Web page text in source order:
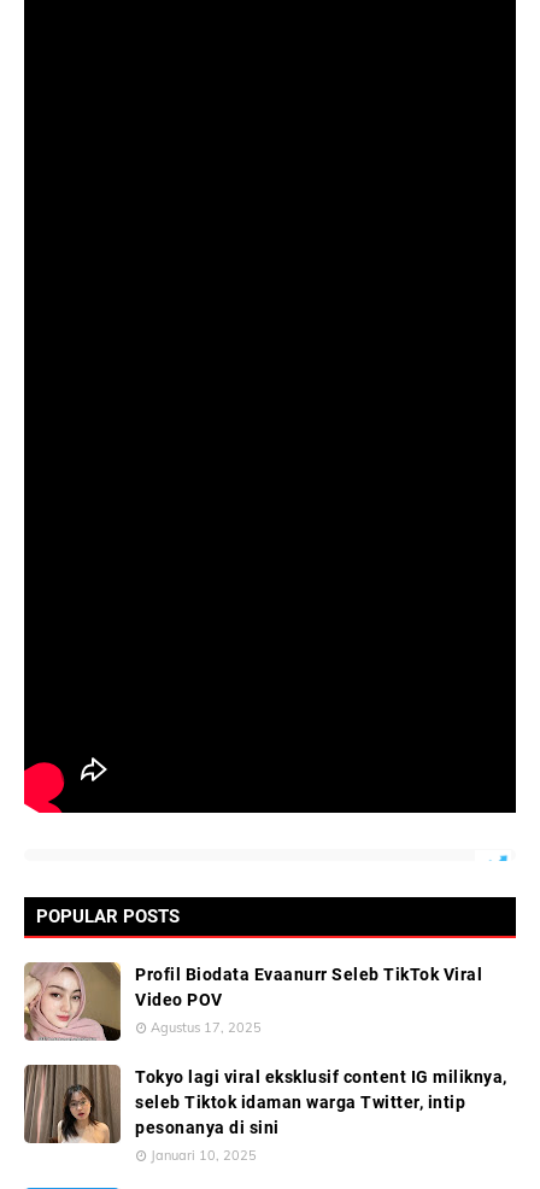
POPULAR POSTS
Profil Biodata Evaanurr Seleb TikTok Viral
Video POV
Agustus 17, 2025
Tokyo lagi viral eksklusif content IG miliknya,
seleb Tiktok idaman warga Twitter, intip
pesonanya di sini
Januari 10, 2025